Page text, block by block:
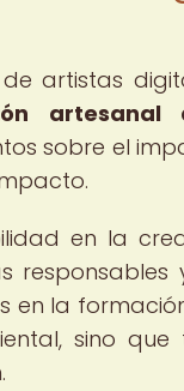
artistas
artesanal
sobre el
en la
en la
sino